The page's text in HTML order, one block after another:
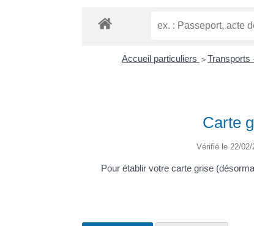
Accueil particuliers > Transports
Carte
Vérifié le 22/
Pour établir votre carte grise